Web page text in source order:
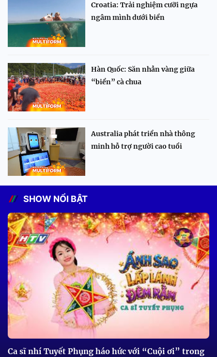
Croatia: Trải nghiệm cưỡi ngựa
ngâm mình dưới biển
Hàn Quốc: Săn nhẫn vàng giữa
“biển” cà chua
Australia phát triển nhà thông
minh hỗ trợ người cao tuổi
SHOW NỔI BẬT
Ca sĩ nhí Tuyết Phụng háo hức với “Cuội ơi” trong